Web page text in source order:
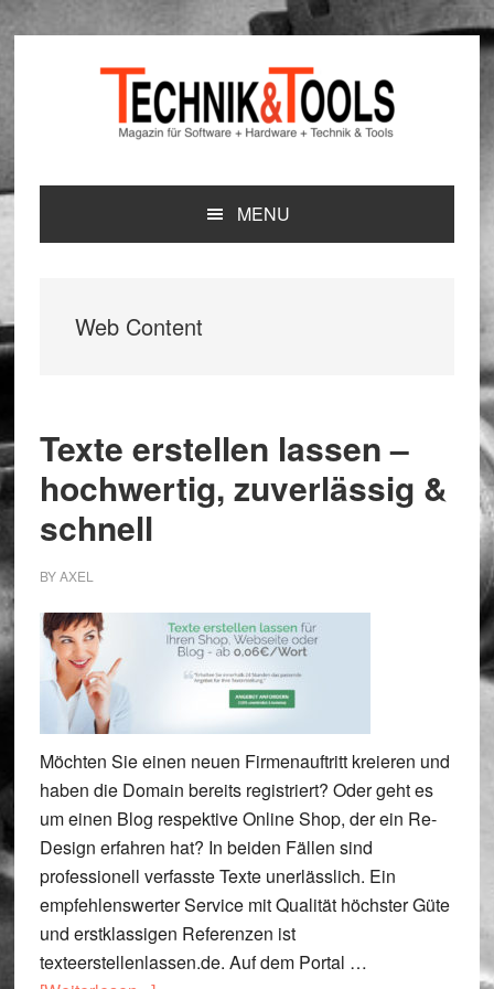
Zur
Hauptnavigation
Zum
Inhalt
Zur
Seitenspalte
MENU
Web Content
Texte erstellen lassen –
hochwertig, zuverlässig &
schnell
BYAXEL
Möchten Sie einen neuen Firmenauftritt kreieren und
haben die Domain bereits registriert? Oder geht es
um einen Blog respektive Online Shop, der ein Re-
Design erfahren hat? In beiden Fällen sind
professionell verfasste Texte unerlässlich. Ein
empfehlenswerter Service mit Qualität höchster Güte
und erstklassigen Referenzen ist
texteerstellenlassen.de. Auf dem Portal …